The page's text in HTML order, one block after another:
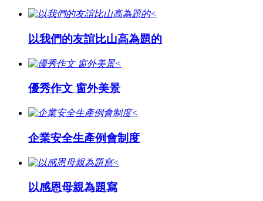
<
以我們的友誼比山高為題的
<
優秀作文 窗外美景
<
企業安全生產例會制度
<
以感恩母親為題寫